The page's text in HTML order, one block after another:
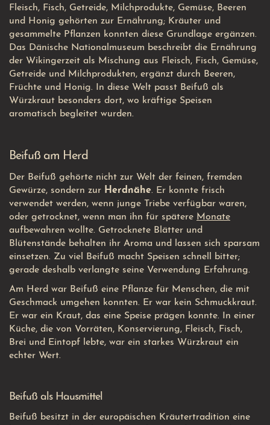
Fleisch, Fisch, Getreide, Milchprodukte, Gemüse, Beeren
und Honig gehörten zur Ernährung; Kräuter und
gesammelte Pflanzen konnten diese Grundlage ergänzen.
Das Dänische Nationalmuseum beschreibt die Ernährung
der Wikingerzeit als Mischung aus Fleisch, Fisch, Gemüse,
Getreide und Milchprodukten, ergänzt durch Beeren,
Früchte und Honig.
In diese Welt passt Beifuß als
Würzkraut besonders dort, wo kräftige Speisen
aromatisch begleitet wurden.
Beifuß am Herd
Der Beifuß gehörte nicht zur Welt der feinen, fremden
Gewürze, sondern zur Herdnähe. Er konnte frisch
verwendet werden, wenn junge Triebe verfügbar waren,
oder getrocknet, wenn man ihn für spätere Monate
aufbewahren wollte. Getrocknete Blätter und
Blütenstände behalten ihr Aroma und lassen sich sparsam
einsetzen. Zu viel Beifuß macht Speisen schnell bitter;
gerade deshalb verlangte seine Verwendung Erfahrung.
Am Herd war Beifuß eine Pflanze für Menschen, die mit
Geschmack umgehen konnten. Er war kein Schmuckkraut.
Er war ein Kraut, das eine Speise prägen konnte. In einer
Küche, die von Vorräten, Konservierung, Fleisch, Fisch,
Brei und Eintopf lebte, war ein starkes Würzkraut ein
echter Wert.
Beifuß als Hausmittel
Beifuß besitzt in der europäischen Kräutertradition eine